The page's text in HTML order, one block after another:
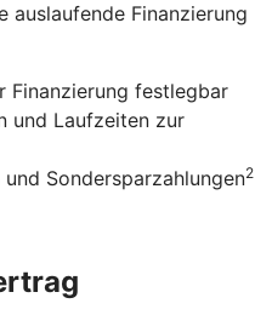
auslaufende Finanzierung
Finanzierung festlegbar
und Laufzeiten zur
Sondersparzahlungen2